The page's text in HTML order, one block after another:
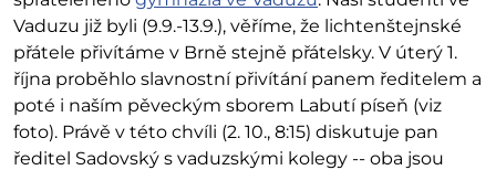
Vaduzu již byli (9.9.-13.9.), věříme, že lichtenštejnské
přátele přivítáme v Brně stejně přátelsky. V úterý 1.
října proběhlo slavnostní přivítání panem ředitelem a
poté i naším pěveckým sborem Labutí píseň (viz
foto). Právě v této chvíli (2. 10., 8:15) diskutuje pan
ředitel Sadovský s vaduzskými kolegy -- oba jsou